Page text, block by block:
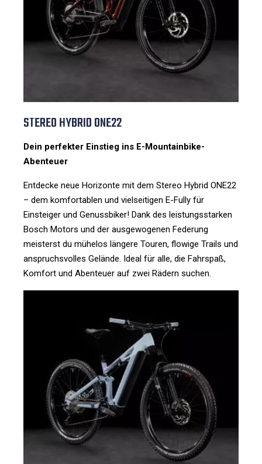
STEREO HYBRID ONE22
Dein perfekter Einstieg ins E-Mountainbike-
Abenteuer
Entdecke neue Horizonte mit dem Stereo Hybrid ONE22
– dem komfortablen und vielseitigen E-Fully für
Einsteiger und Genussbiker! Dank des leistungsstarken
Bosch Motors und der ausgewogenen Federung
meisterst du mühelos längere Touren, flowige Trails und
anspruchsvolles Gelände. Ideal für alle, die Fahrspaß,
Komfort und Abenteuer auf zwei Rädern suchen.